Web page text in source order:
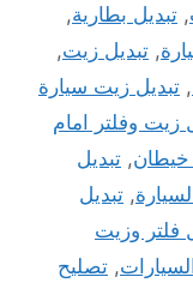
, تبديل بطارية,
, تبديل زيت,
, تبديل زيت سيارة
زيت وفلتر امام
خيطان, تبديل
, تبديل
فلتر وزيت
, تصليح